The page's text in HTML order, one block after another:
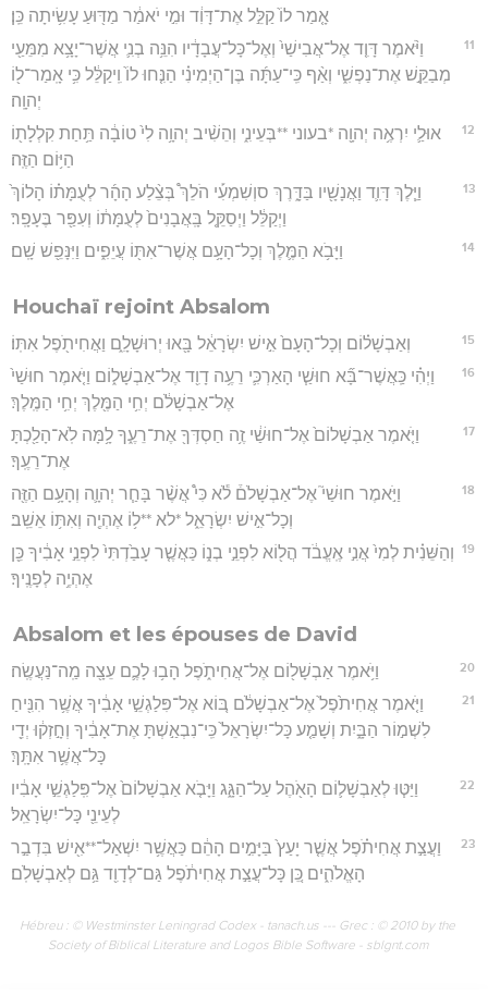
אָ֤מַר לוֹ֙ קַלֵּ֣ל אֶת־דָּוִ֔ד וּמִ֣י יֹאמַ֔ר מַדּ֖וּעַ עָשִׂ֥יתָה כֵּֽן׃
11
וַיֹּ֨אמֶר דָּוִ֤ד אֶל־אֲבִישַׁי֙ וְאֶל־כָּל־עֲבָדָ֔יו הִנֵּ֥ה בְנִ֛י אֲשֶׁר־יָצָ֥א מִמֵּעַ֖י
מְבַקֵּ֣שׁ אֶת־נַפְשִׁ֑י וְאַ֨ף כִּֽי־עַתָּ֜ה בֶּן־הַיְמִינִ֗י הַנִּ֤חוּ לוֹ֙ וִֽיקַלֵּ֔ל כִּ֥י אָֽמַר־ל֖וֹ
יְהוָֽה׃
12
אוּלַ֛י יִרְאֶ֥ה יְהוָ֖ה *בעוני **בְּעֵינִ֑י וְהֵשִׁ֨יב יְהוָ֥ה לִי֙ טוֹבָ֔ה תַּ֥חַת קִלְלָת֖וֹ
הַיּ֥וֹם הַזֶּֽה׃
13
וַיֵּ֧לֶךְ דָּוִ֛ד וַאֲנָשָׁ֖יו בַּדָּ֑רֶךְ סוְשִׁמְעִ֡י הֹלֵךְ֩ בְּצֵ֨לַע הָהָ֜ר לְעֻמָּת֗וֹ הָלוֹךְ֙
וַיְקַלֵּ֔ל וַיְסַקֵּ֤ל בָּֽאֲבָנִים֙ לְעֻמָּת֔וֹ וְעִפַּ֖ר בֶּעָפָֽר׃
14 וַיָּבֹ֥א הַמֶּ֛לֶךְ וְכָל־הָעָ֥ם אֲשֶׁר־אִתּ֖וֹ עֲיֵפִ֑ים וַיִּנָּפֵ֖שׁ שָֽׁם׃
Houchaï rejoint Absalom
15 וְאַבְשָׁל֗וֹם וְכָל־הָעָם֙ אִ֣ישׁ יִשְׂרָאֵ֔ל בָּ֖אוּ יְרוּשָׁלִָ֑ם וַאֲחִיתֹ֖פֶל אִתּֽוֹ׃
16
וַיְהִ֗י כַּֽאֲשֶׁר־בָּ֞א חוּשַׁ֧י הָאַרְכִּ֛י רֵעֶ֥ה דָוִ֖ד אֶל־אַבְשָׁל֑וֹם וַיֹּ֤אמֶר חוּשַׁי֙
אֶל־אַבְשָׁלֹ֔ם יְחִ֥י הַמֶּ֖לֶךְ יְחִ֥י הַמֶּֽלֶךְ׃
17
וַיֹּ֤אמֶר אַבְשָׁלוֹם֙ אֶל־חוּשַׁ֔י זֶ֥ה חַסְדְּךָ֖ אֶת־רֵעֶ֑ךָ לָ֥מָּה לֹֽא־הָלַ֖כְתָּ
אֶת־רֵעֶֽךָ׃
18
וַיֹּ֣אמֶר חוּשַׁי֮ אֶל־אַבְשָׁלֹם֒ לֹ֕א כִּי֩ אֲשֶׁ֨ר בָּחַ֧ר יְהוָ֛ה וְהָעָ֥ם הַזֶּ֖ה
וְכָל־אִ֣ישׁ יִשְׂרָאֵ֑ל *לא **ל֥וֹ אֶהְיֶ֖ה וְאִתּ֥וֹ אֵשֵֽׁב׃
19
וְהַשֵּׁנִ֗ית לְמִי֙ אֲנִ֣י אֶֽעֱבֹ֔ד הֲל֖וֹא לִפְנֵ֣י בְנ֑וֹ כַּאֲשֶׁ֤ר עָבַ֙דְתִּי֙ לִפְנֵ֣י אָבִ֔יךָ כֵּ֖ן
אֶהְיֶ֥ה לְפָנֶֽיךָ׃
Absalom et les épouses de David
20 וַיֹּ֥אמֶר אַבְשָׁל֖וֹם אֶל־אֲחִיתֹ֑פֶל הָב֥וּ לָכֶ֛ם עֵצָ֖ה מַֽה־נַּעֲשֶֽׂה׃
21
וַיֹּ֤אמֶר אֲחִיתֹ֙פֶל֙ אֶל־אַבְשָׁלֹ֔ם בּ֚וֹא אֶל־פִּלַגְשֵׁ֣י אָבִ֔יךָ אֲשֶׁ֥ר הִנִּ֖יחַ
לִשְׁמ֣וֹר הַבָּ֑יִת וְשָׁמַ֤ע כָּל־יִשְׂרָאֵל֙ כִּֽי־נִבְאַ֣שְׁתָּ אֶת־אָבִ֔יךָ וְחָ֣זְק֔וּ יְדֵ֖י
כָּל־אֲשֶׁ֥ר אִתָּֽךְ׃
22
וַיַּטּ֧וּ לְאַבְשָׁל֛וֹם הָאֹ֖הֶל עַל־הַגָּ֑ג וַיָּבֹ֤א אַבְשָׁלוֹם֙ אֶל־פִּֽלַגְשֵׁ֣י אָבִ֔יו
לְעֵינֵ֖י כָּל־יִשְׂרָאֵֽל׃
23
וַעֲצַ֣ת אֲחִיתֹ֗פֶל אֲשֶׁ֤ר יָעַץ֙ בַּיָּמִ֣ים הָהֵ֔ם כַּאֲשֶׁ֥ר יִשְׁאַל־**אִ֖ישׁ בִּדְבַ֣ר
הָאֱלֹהִ֑ים כֵּ֚ן כָּל־עֲצַ֣ת אֲחִיתֹ֔פֶל גַּם־לְדָוִ֖ד גַּ֥ם לְאַבְשָׁלֹֽם׃
Hébreu : © Westminster Leningrad Codex - tanach.us --- Grec : © 2010 by the
Society of Biblical Literature and Logos Bible Software - sblgnt.com